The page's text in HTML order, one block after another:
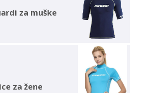
za muške
za žene